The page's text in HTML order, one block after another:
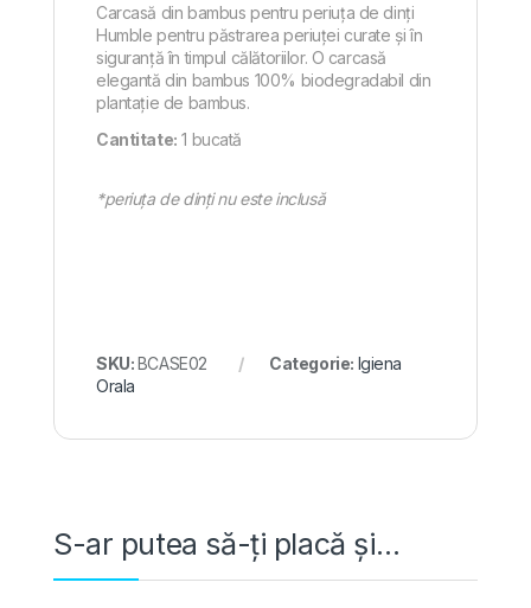
Carcasă din bambus pentru periuța de dinți
Humble pentru păstrarea periuței curate și în
siguranță în timpul călătoriilor. O carcasă
elegantă din bambus 100% biodegradabil din
plantație de bambus.
Cantitate: 1 bucată
*periuța de dinți nu este inclusă
SKU:BCASE02 Categorie: Igiena
Orala
S-ar putea să-ți placă și…